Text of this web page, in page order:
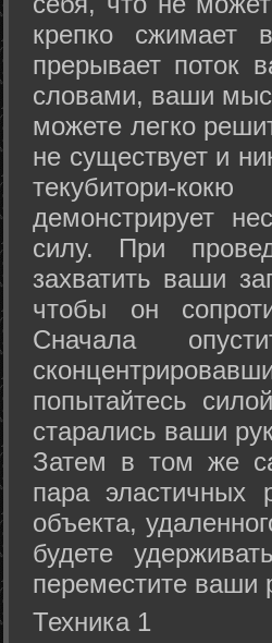
крепко сжимает
прерывает поток
словами, ваши
можете легко
не существует и
текубитори-
демонстрирует
силу. При
захватить ваши
чтобы он
Сначала
попытайтесь
старались ваши
Затем в том же
пара эластичных
объекта,
будете
переместите ваши
Техника 1